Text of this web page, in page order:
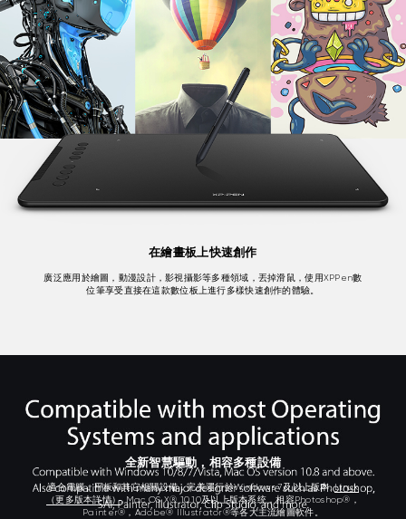
在繪畫板上快速創作
廣泛應用於繪圖，動漫設計，影視攝影等多種領域，丟掉滑鼠，使用XPPen數
位筆享受直接在這款數位板上進行多樣快速創作的體驗。
全新智慧驅動，相容多種設備
適合電腦，平板和其它相關設備，完美運行於Windows 7及以上版本,Linux
（更多版本詳情）, Mac OS X® 10.10及以上版本系统，相容Photoshop®，
Painter®，Adobe® Illustrator®等各大主流繪圖軟件。